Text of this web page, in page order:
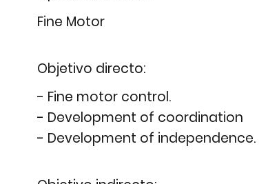
Fine Motor
Objetivo directo:
- Fine motor control.
- Development of coordination
- Development of independence.